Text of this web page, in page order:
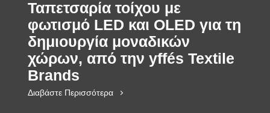
Ταπετσαρία τοίχου με
φωτισμό LED και OLED για τη
δημιουργία μοναδικών
χώρων, από την yffés Textile
Brands
Διαβάστε Περισσότερα